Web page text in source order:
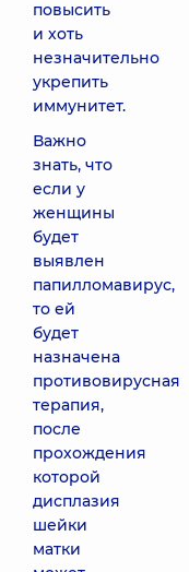
повысить
и хоть
незначительно
укрепить
иммунитет.
Важно
знать, что
если у
женщины
будет
выявлен
папилломавирус,
то ей
будет
назначена
противовирусная
терапия,
после
прохождения
которой
дисплазия
шейки
матки